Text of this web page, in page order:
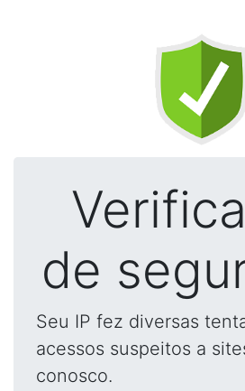
de
Seu IP fez diversas
acessos suspeitos a
conosco.